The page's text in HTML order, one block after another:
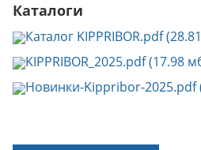
Каталоги
Каталог KIPPRIBOR.pdf
KIPPRIBOR_2025.pdf (17.98
Новинки-Kippribor-2025.pdf